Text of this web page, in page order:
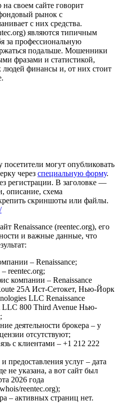
своем сайте говорит
рынок с
с них средства.
являются типичным
за профессиональную
подальше. Мошенники
фразами и статистикой,
финансы и, от них стоит
могут опубликовать
через специальную форму.
регистрации. В заголовке —
описание, схема
скриншоты или файлы.
Renaissance (reentec.org), его
и важные данные, что
– Renaissance;
reentec.org;
компании – Renaissance
25A Ист-Сетокет, Нью-Йорк
LLC Renaissance
LLC 800 Third Avenue Нью-
деятельности брокера – у
отсутствуют;
с клиентами – +1 212 222
предоставления услуг – дата
не указана, а вот сайт был
2026 года
reentec.org);
– активных страниц нет.